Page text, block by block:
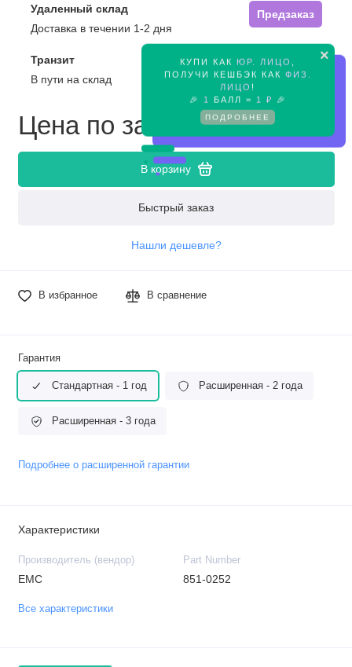
×
КУПИ КАК ЮР. ЛИЦО
ПОЛУЧИ КЕШБЭК КАК ФИЗ.
ЛИЦО !
🎉
1 БАЛЛ = 1 ₽ 🎉
ПОДРОБНЕЕ
Удаленный склад
Предзаказ
Доставка в течении 1-2 дня
Транзит
Предзаказ
В пути на склад
Цена по запросу
В корзину
Быстрый заказ
Нашли дешевле?
В избранное В сравнение
Гарантия
Стандартная - 1 год Расширенная - 2 года
Расширенная - 3 года
Подробнее о расширенной гарантии
Характеристики
Производитель (вендор)
EMC
Part Number
851-0252
Все характеристики